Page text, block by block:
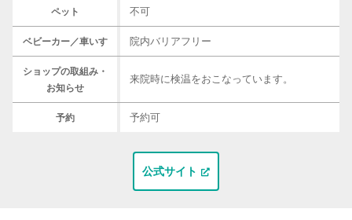
ペット 不可
ベビーカー／車いす 院内バリアフリー
ショップの取組み・
お知らせ
来院時に検温をおこなっています。
予約 予約可
公式サイト